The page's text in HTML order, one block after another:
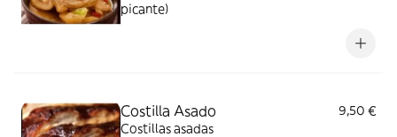
picante)
Costilla Asado
9,50 €
Costillas asadas